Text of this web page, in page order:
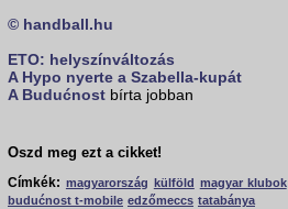
© handball.hu
ETO: helyszínváltozás
A Hypo nyerte a Szabella-kupát
A Budućnost bírta jobban
Oszd meg ezt a cikket!
Címkék: magyarország külföld magyar klubok
budućnost t-mobile edzőmeccs tatabánya